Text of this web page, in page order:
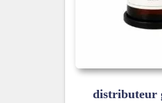
distributeur